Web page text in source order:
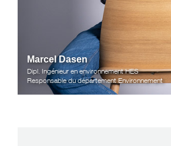
Marcel Dasen
Dipl. Ingénieur en environnement HES
Responsable du département Environnement